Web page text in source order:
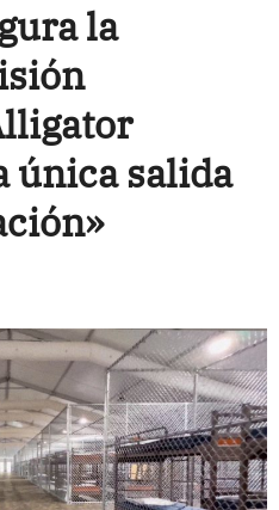
la
única salida